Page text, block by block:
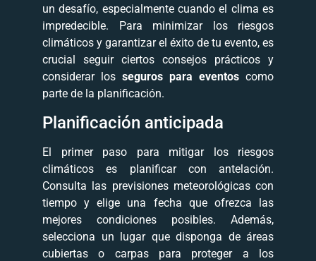
un desafío, especialmente cuando el clima es
impredecible. Para minimizar los riesgos
climáticos y garantizar el éxito de tu evento, es
crucial seguir ciertos consejos prácticos y
considerar los seguros para eventos como
parte de la planificación.
Planificación anticipada
El primer paso para mitigar los riesgos
climáticos es planificar con antelación.
Consulta las previsiones meteorológicas con
tiempo y elige una fecha que ofrezca las
mejores condiciones posibles. Además,
selecciona un lugar que disponga de áreas
cubiertas o carpas para proteger a los